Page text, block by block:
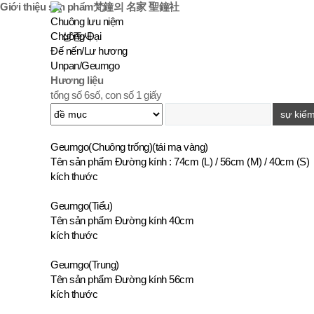
Giới thiệu sản phẩm梵鐘의 名家 聖鐘社
Chuông lưu niệm
Chuông Đại
Đế nến/Lư hương
Unpan/Geumgo
Hương liệu
tổng số 6số, con số1 giấy
Geumgo(Chuông trống)(tái mạ vàng)
Tên sản phẩm Đường kính : 74cm (L) / 56cm (M) / 40cm (S)
kích thước
Geumgo(Tiểu)
Tên sản phẩm Đường kính 40cm
kích thước
Geumgo(Trung)
Tên sản phẩm Đường kính 56cm
kích thước